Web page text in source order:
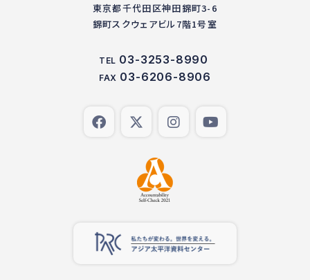
東京都千代田区神田錦町3-6
錦町スクウェアビル7階1号室
TEL 03-3253-8990
FAX 03-6206-8906